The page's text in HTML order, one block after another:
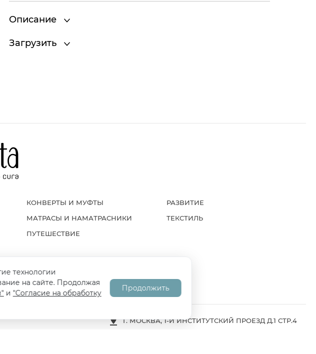
Описание
Загрузить
КОНВЕРТЫ И МУФТЫ
МАТРАСЫ И НАМАТРАСНИКИ
ПУТЕШЕСТВИЕ
РАЗВИТИЕ
ТЕКСТИЛЬ
ПУБЛИЧНАЯ ОФЕРТА СОГЛАСИЕ НА ОБРАБОТКУ ПД
Г. МОСКВА, 1-Й ИНСТИТУТСКИЙ ПРОЕЗД Д.1 СТР.4
технологии
на сайте. Продолжая
и "Согласие на обработку
Продолжить